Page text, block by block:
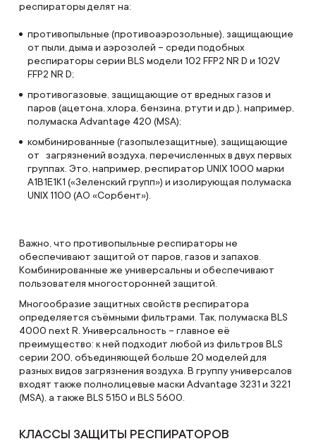
респираторы делят на:
противопыльные (противоаэрозольные), защищающие
от пыли, дыма и аэрозолей – среди подобных
респираторы серии BLS модели 102 FFP2 NR D и 102V
FFP2 NR D;
противогазовые, защищающие от вредных газов и
паров (ацетона, хлора, бензина, ртути и др.), например,
полумаска Advantage 420 (MSA);
комбинированные (газопылезащитные), защищающие
от загрязнений воздуха, перечисленных в двух первых
группах. Это, например, респиратор UNIX 1000 марки
А1В1Е1К1 («Зеленский групп») и изолирующая полумаска
UNIX 1100 (АО «Сорбент»).
Важно, что противопыльные респираторы не
обеспечивают защитой от паров, газов и запахов.
Комбинированные же универсальны и обеспечивают
пользователя многосторонней защитой.
Многообразие защитных свойств респиратора
определяется съёмными фильтрами. Так, полумаска BLS
4000 next R. Универсальность – главное её
преимущество: к ней подходит любой из фильтров BLS
серии 200, объединяющей больше 20 моделей для
разных видов загрязнения воздуха. В группу универсалов
входят также полнолицевые маски Advantage 3231 и 3221
(MSA), а также BLS 5150 и BLS 5600.
КЛАССЫ ЗАЩИТЫ РЕСПИРАТОРОВ